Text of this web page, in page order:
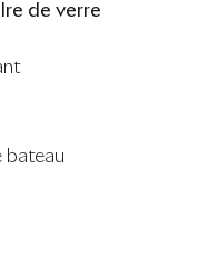
de verre
bateau